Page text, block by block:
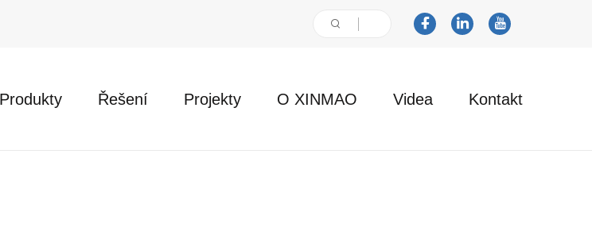
Produkty Řešení Projekty O XINMAO Videa Kontakt